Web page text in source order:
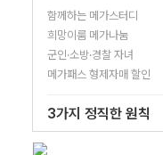
함께하는 메가스터디
희망이룸 메가나눔
군인·소방·경찰 자녀
메가패스 형제자매 할인
3가지 정직한 원칙